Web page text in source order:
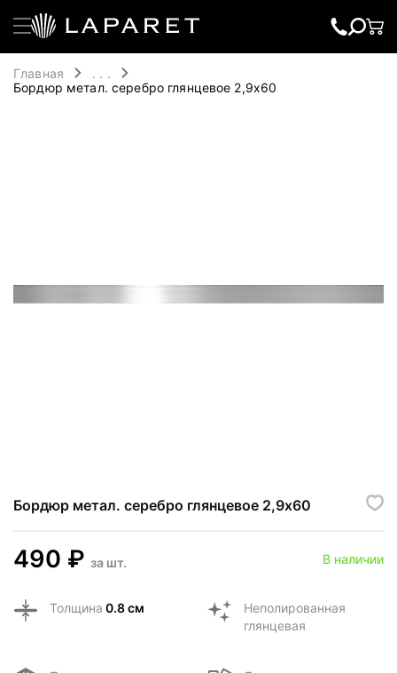
Главная
. . .
Бордюр метал. серебро глянцевое 2,9х60
Бордюр метал. серебро глянцевое 2,9х60
490 ₽ за шт. В наличии
Толщина 0.8 см
Неполированная
глянцевая